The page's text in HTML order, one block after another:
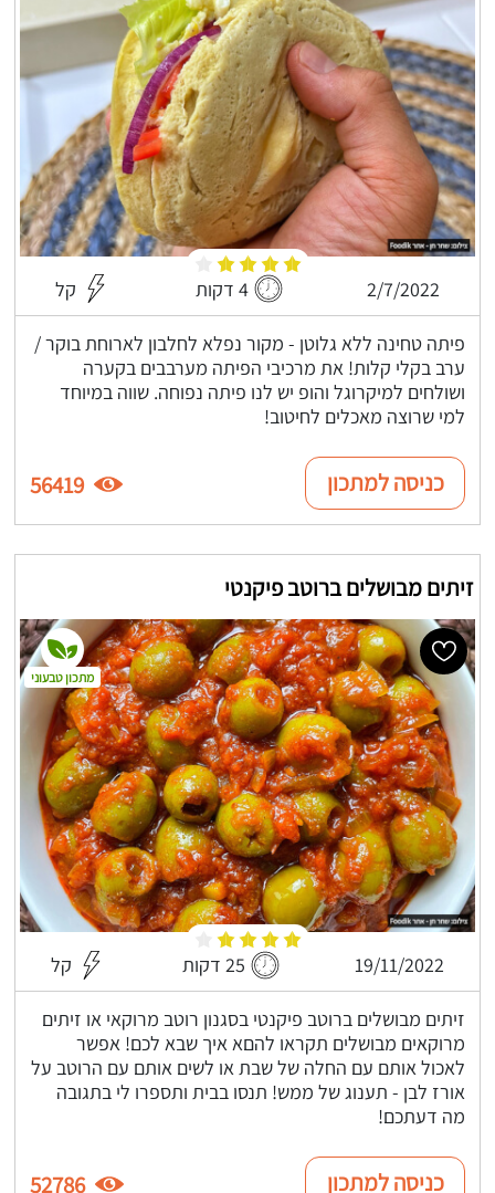
2/7/2022 4 דקות קל
פיתה טחינה ללא גלוטן - מקור נפלא לחלבון לארוחת בוקר /
ערב בקלי קלות! את מרכיבי הפיתה מערבבים בקערה
ושולחים למיקרוגל והופ יש לנו פיתה נפוחה. שווה במיוחד
למי שרוצה מאכלים לחיטוב!
כניסה למתכון 56419
זיתים מבושלים ברוטב פיקנטי
19/11/2022 25 דקות קל
זיתים מבושלים ברוטב פיקנטי בסגנון רוטב מרוקאי או זיתים
מרוקאים מבושלים תקראו להםא איך שבא לכם! אפשר
לאכול אותם עם החלה של שבת או לשים אותם עם הרוטב על
אורז לבן - תענוג של ממש! תנסו בבית ותספרו לי בתגובה
מה דעתכם!
מתכון טבעוני
כניסה למתכון 52786